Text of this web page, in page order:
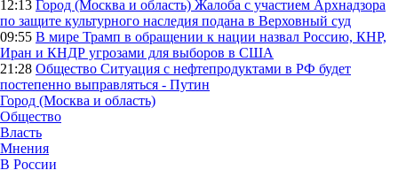
12:13 Город (Москва и область) Жалоба с участием Архнадзора
по защите культурного наследия подана в Верховный суд
09:55 В мире Трамп в обращении к нации назвал Россию, КНР,
Иран и КНДР угрозами для выборов в США
21:28 Общество Ситуация с нефтепродуктами в РФ будет
постепенно выправляться - Путин
Город (Москва и область)
Общество
Власть
Мнения
В России